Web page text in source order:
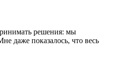
решения: мы
даже показалось, что весь